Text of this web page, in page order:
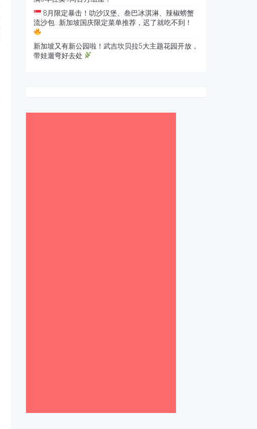
8月限定暴击！叻沙汉堡、叁巴冰淇淋、辣椒螃蟹
流沙包…新加坡国庆限定菜单推荐，迟了就吃不到！
新加坡又有新公园啦！武吉坎贝拉5大主题花园开放，
带娃遛弯好去处